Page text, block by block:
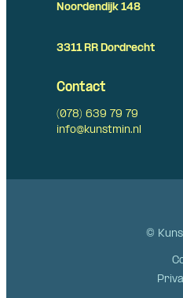
Noordendijk 148
3311 RR Dordrecht
Contact
(078) 639 79 79
info@kunstmin.nl
©